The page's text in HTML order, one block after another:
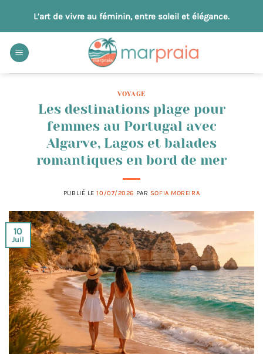
contenu
L’art de vivre au féminin, entre soleil et élégance.
VOYAGE
Les destinations plage pour
femmes au Portugal avec
Algarve, Lagos et balades
romantiques en bord de mer
PUBLIÉ LE10/07/2026 PAR SOFIA MOREIRA
10
Juil